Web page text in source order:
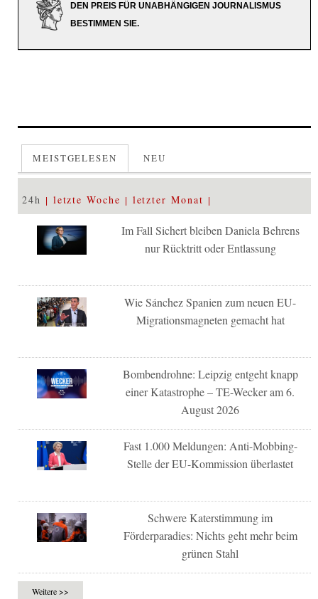
DEN PREIS FÜR UNABHÄNGIGEN JOURNALISMUS
BESTIMMEN SIE.
MEISTGELESEN NEU
24h letzte Woche letzter Monat
Im Fall Sichert bleiben Daniela Behrens
nur Rücktritt oder Entlassung
Wie Sánchez Spanien zum neuen EU-
Migrationsmagneten gemacht hat
Bombendrohne: Leipzig entgeht knapp
einer Katastrophe – TE-Wecker am 6.
August 2026
Fast 1.000 Meldungen: Anti-Mobbing-
Stelle der EU-Kommission überlastet
Schwere Katerstimmung im
Förderparadies: Nichts geht mehr beim
grünen Stahl
Weitere >>